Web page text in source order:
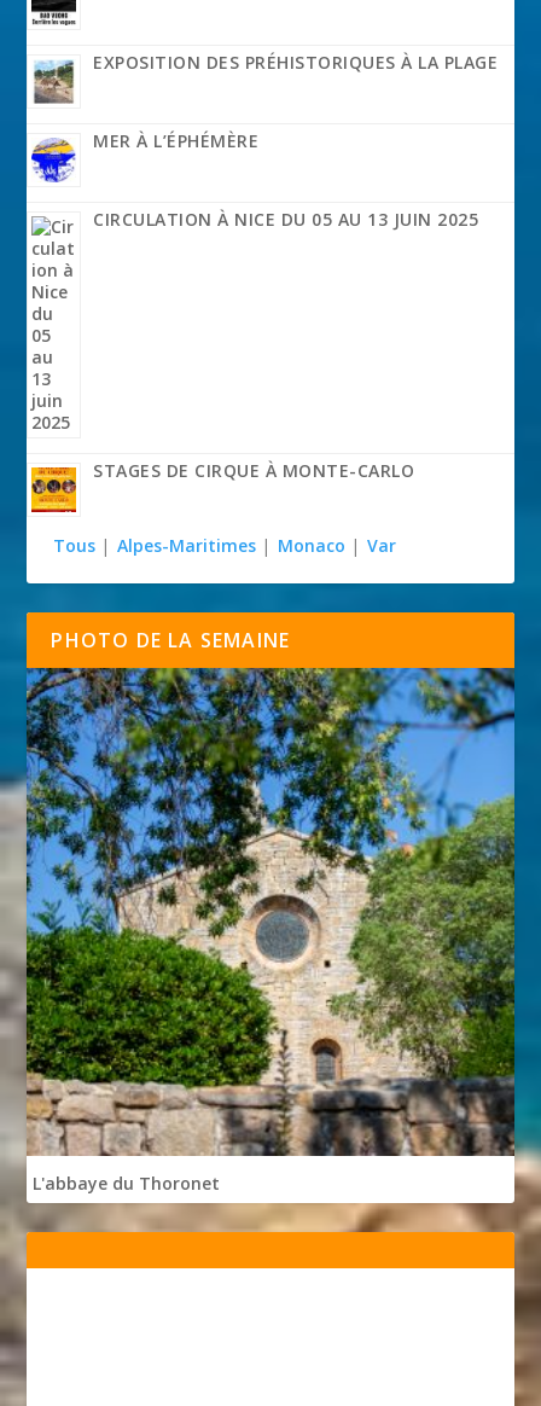
EXPOSITION DES PRÉHISTORIQUES À LA PLAGE
MER À L’ÉPHÉMÈRE
CIRCULATION À NICE DU 05 AU 13 JUIN 2025
STAGES DE CIRQUE À MONTE-CARLO
Tous | Alpes-Maritimes | Monaco | Var
PHOTO DE LA SEMAINE
L'abbaye du Thoronet